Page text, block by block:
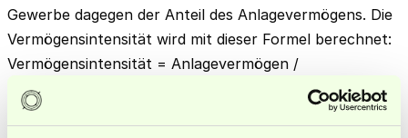
Gewerbe dagegen der Anteil des Anlagevermögens. Die
Vermögensintensität wird mit dieser Formel berechnet:
Vermögensintensität = Anlagevermögen /
Umlaufvermögen.
DieUmlaufintensitätgibt das Verhältnis zwischen